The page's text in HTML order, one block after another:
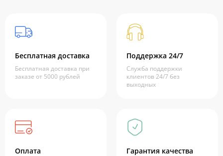
Бесплатная доставка
Бесплатная доставка при
заказе от 5000 рублей
Поддержка 24/7
Служба поддержки
клиентов 24/7 без
выходных
Оплата Гарантия качества